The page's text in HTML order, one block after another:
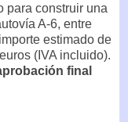
para construir una
A-6, entre
estimado de
(IVA incluido).
final